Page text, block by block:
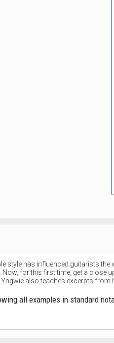
has influenced guitarists
for this first time, get a close
also teaches excerpts
all examples in standard